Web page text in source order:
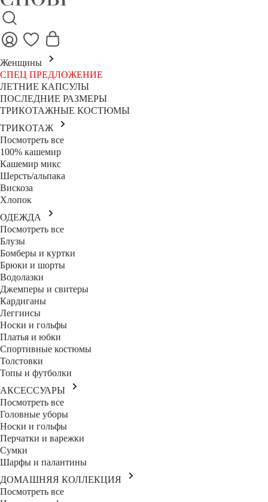
Женщины
СПЕЦ ПРЕДЛОЖЕНИЕ
ЛЕТНИЕ КАПСУЛЫ
ПОСЛЕДНИЕ РАЗМЕРЫ
ТРИКОТАЖНЫЕ КОСТЮМЫ
ТРИКОТАЖ
Посмотреть все
100% кашемир
Кашемир микс
Шерсть/альпака
Вискоза
Хлопок
ОДЕЖДА
Посмотреть все
Блузы
Бомберы и куртки
Брюки и шорты
Водолазки
Джемперы и свитеры
Кардиганы
Леггинсы
Носки и гольфы
Платья и юбки
Спортивные костюмы
Толстовки
Топы и футболки
АКСЕССУАРЫ
Посмотреть все
Головные уборы
Носки и гольфы
Перчатки и варежки
Сумки
Шарфы и палантины
ДОМАШНЯЯ КОЛЛЕКЦИЯ
Посмотреть все